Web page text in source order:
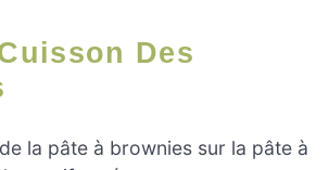
la pâte à brownies sur la pâte à